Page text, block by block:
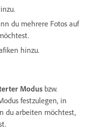
du mehrere Fotos auf
hinzu.
Modus bzw.
festzulegen, in
du arbeiten möchtest,